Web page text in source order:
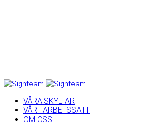
VÅRA SKYLTAR
VÅRT ARBETSSÄTT
OM OSS